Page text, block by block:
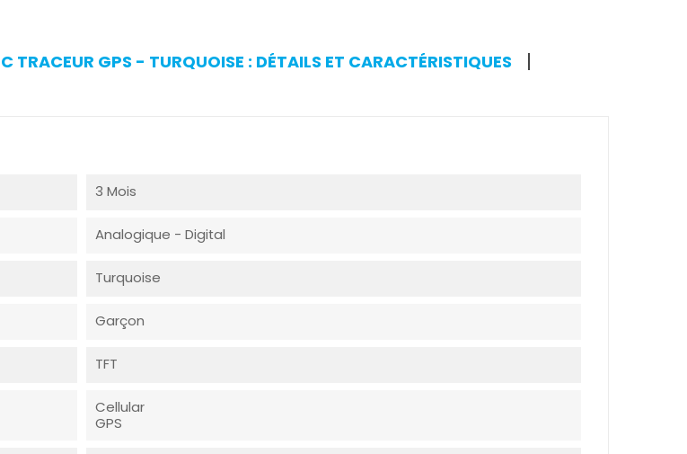
TRACEUR GPS - TURQUOISE : DÉTAILS ET CARACTÉRISTIQUES
3 Mois
Analogique - Digital
Turquoise
Garçon
TFT
Cellular
GPS